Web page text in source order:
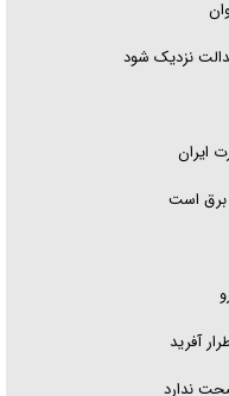
نزدیک شود
ایران
برق است
آفرید